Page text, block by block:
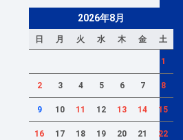
2026年8月
日 月 火 水 木 金 土
1
2 3 4 5 6 7 8
9 10 11 12 13 14 15
16 17 18 19 20 21 22